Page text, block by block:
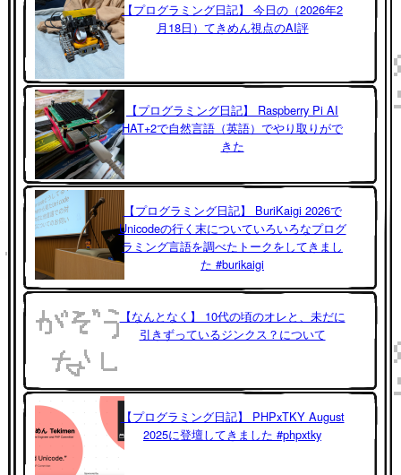
【プログラミング日記】 今日の（2026年2
月18日）てきめん視点のAI評
【プログラミング日記】 Raspberry Pi AI
HAT+2で自然言語（英語）でやり取りがで
きた
【プログラミング日記】 BuriKaigi 2026で
Unicodeの行く末についていろいろなプログ
ラミング言語を調べたトークをしてきまし
た #burikaigi
【なんとなく】 10代の頃のオレと、未だに
引きずっているジンクス？について
【プログラミング日記】 PHPxTKY August
2025に登壇してきました #phpxtky